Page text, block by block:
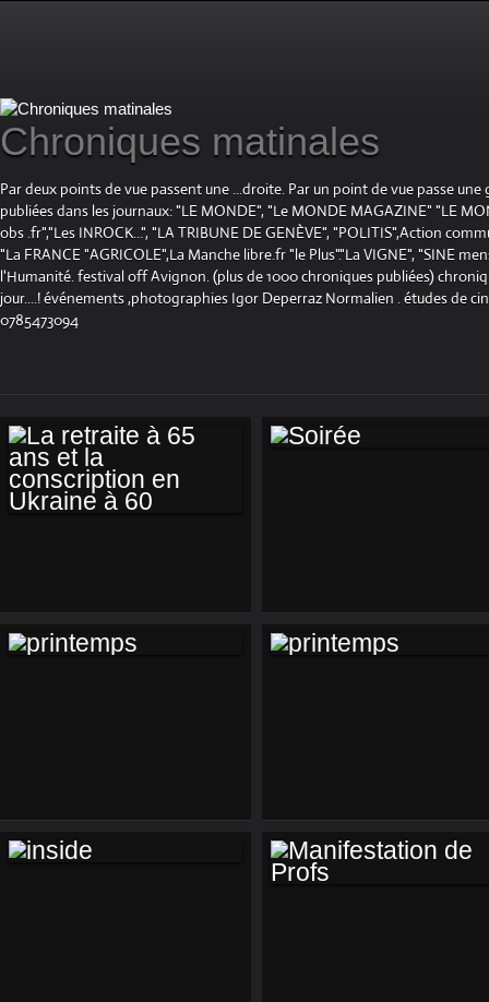
Chroniques matinales
Par deux points de vue passent une ...droite. Par un point de vue passe
publiées dans les journaux: "LE MONDE", "Le MONDE MAGAZINE" "LE
obs .fr","Les INROCK...", "LA TRIBUNE DE GENÈVE", "POLITIS",Action
"La FRANCE "AGRICOLE",La Manche libre.fr "le Plus"."La VIGNE", "SINE
l'Humanité. festival off Avignon. (plus de 1000 chroniques publiées)
jour....! événements ,photographies Igor Deperraz Normalien . études de
0785473094
ANS ET LA
CONSCRIPTION EN